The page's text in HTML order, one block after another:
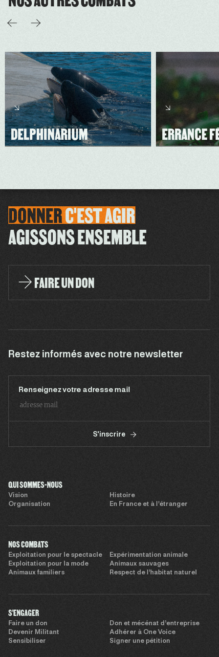
DELPHINARIUM ERRANCE
DONNERC'ESTAGIR
AGISSONS ENSEMBLE
FAIRE UN DON
Restez informés avec notre newsletter
Renseignez votre adresse mail
S'inscrire
QUI SOMMES-NOUS
Vision
Histoire
Organisation
En France et à l’étranger
NOS COMBATS
Exploitation pour le spectacle
Expérimentation animale
Exploitation pour la mode
Animaux sauvages
Animaux familiers
Respect de l’habitat naturel
S'ENGAGER
Faire un don
Don et mécénat d’entreprise
Devenir Militant
Adhérer à One Voice
Sensibiliser
Signer une pétition